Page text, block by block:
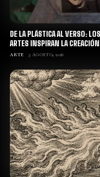
DE LA PLÁSTICA AL VERSO:
ARTES INSPIRAN LA
ARTE 3 AGOSTO, 2026